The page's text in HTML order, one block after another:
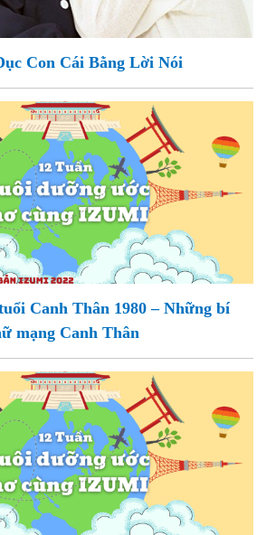
Con Cái Bằng Lời Nói
Canh Thân 1980 – Những bí
mạng Canh Thân